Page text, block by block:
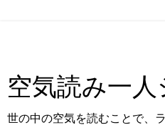
空気読み一
世の中の空気を読むことで、